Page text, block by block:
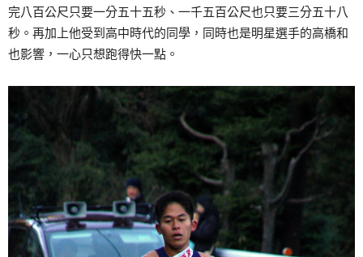
完八百公尺只要一分五十五秒、一千五百公尺也只要三分五十八
秒。再加上他受到高中時代的同學，同時也是明星選手的高橋和
也影響，一心只想跑得快一點。